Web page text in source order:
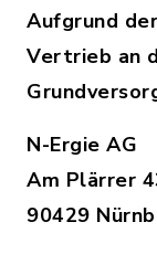
Aufgrund
Vertrieb an
N-Ergie AG
Am Plärrer
90429